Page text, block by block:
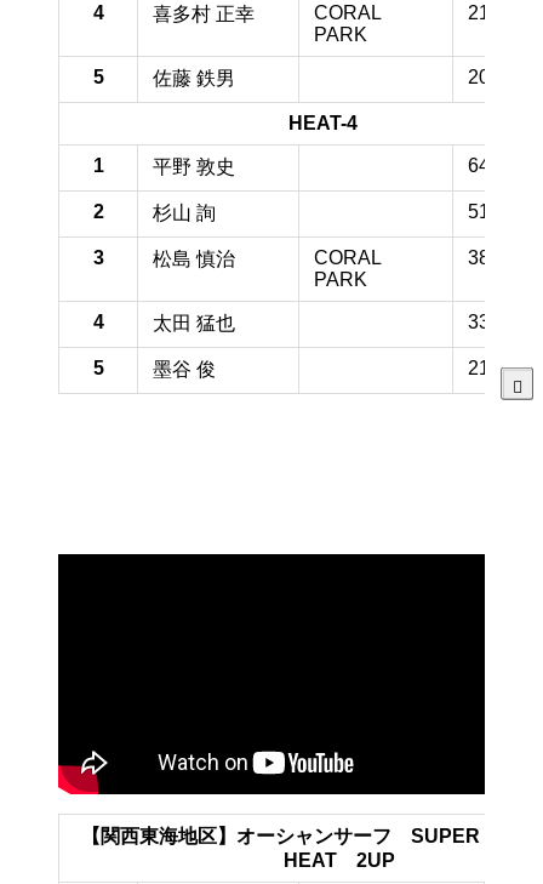
4 喜多村 正幸
CORAL
PARK
21.7 pt
5 佐藤 鉄男 20.4 pt
HEAT-4
1 平野 敦史 64.2 pt
2 杉山 詢 51.7 pt
3 松島 慎治
CORAL
PARK
38.8 pt
4 太田 猛也 33.3 pt
5 墨谷 俊 21.7 pt
【関西東海地区】オーシャンサーフ SUPER MEN
HEAT 2UP